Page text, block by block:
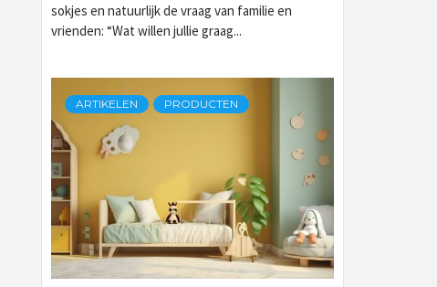
sokjes en natuurlijk de vraag van familie en
vrienden: “Wat willen jullie graag...
ARTIKELEN PRODUCTEN